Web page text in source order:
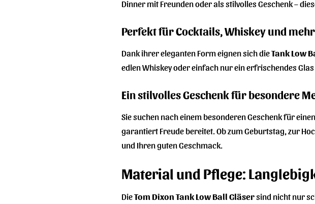
Dinner mit Freunden oder als stilvolles Geschenk –
Perfekt für Cocktails, Whiskey und mehr
Dank ihrer eleganten Form eignen sich dieTank Low
edlen Whiskey oder einfach nur ein erfrischendes
Ein stilvolles Geschenk für besondere
Sie suchen nach einem besonderen Geschenk für
garantiert Freude bereitet. Ob zum Geburtstag, zur
und Ihren guten Geschmack.
Material und Pflege:
DieTom Dixon Tank Low Ball Gläsersind nicht nur